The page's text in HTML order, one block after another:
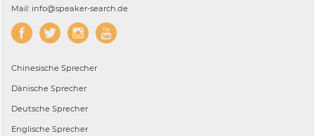
Mail: info@speaker-search.de
Chinesische Sprecher
Dänische Sprecher
Deutsche Sprecher
Englische Sprecher